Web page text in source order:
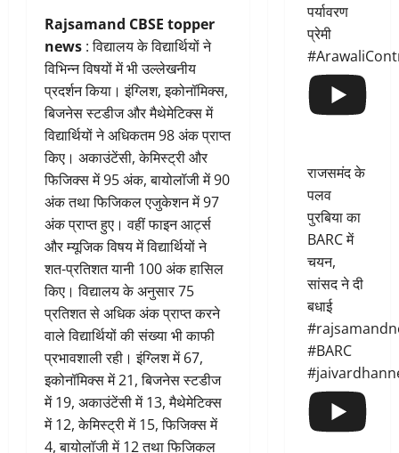
Rajsamand CBSE topper
news : विद्यालय के विद्यार्थियों ने
विभिन्न विषयों में भी उल्लेखनीय
प्रदर्शन किया। इंग्लिश, इकोनॉमिक्स,
बिजनेस स्टडीज और मैथेमेटिक्स में
विद्यार्थियों ने अधिकतम 98 अंक प्राप्त
किए। अकाउंटेंसी, केमिस्ट्री और
फिजिक्स में 95 अंक, बायोलॉजी में 90
अंक तथा फिजिकल एजुकेशन में 97
अंक प्राप्त हुए। वहीं फाइन आर्ट्स
और म्यूजिक विषय में विद्यार्थियों ने
शत-प्रतिशत यानी 100 अंक हासिल
किए। विद्यालय के अनुसार 75
प्रतिशत से अधिक अंक प्राप्त करने
वाले विद्यार्थियों की संख्या भी काफी
प्रभावशाली रही। इंग्लिश में 67,
इकोनॉमिक्स में 21, बिजनेस स्टडीज
में 19, अकाउंटेंसी में 13, मैथेमेटिक्स
में 12, केमिस्ट्री में 15, फिजिक्स में
4, बायोलॉजी में 12 तथा फिजिकल
पर्यावरण
प्रेमी
राजसमंद के
पलव
पुरबिया का
BARC में
चयन,
सांसद ने दी
बधाई
#BARC